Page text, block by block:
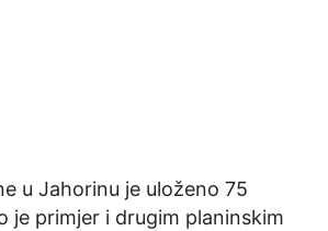
u Jahorinu je uloženo 75
je primjer i drugim planinskim